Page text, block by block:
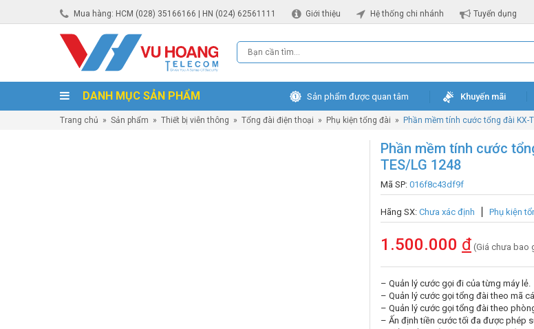
Mua hàng: HCM (028) 35166166 | HN (024) 62561111 Giới thiệu Hệ thống chi nhánh Tuyển dụng
DANH MỤC SẢN PHẨM Sản phẩm được quan tâm Khuyến mãi
Trang chủ » Sản phẩm » Thiết bị viễn thông » Tổng đài điện thoại » Phụ kiện tổng đài » Phần mềm tính cước tổng đài KX-
Phần mềm tính cước
TES/LG 1248
Mã SP: 016f8c43df9f
Hãng SX: Chưa xác định Phụ kiện
1.500.000 đ (Giá chưa bao
– Quản lý cước gọi đi của từng máy lẻ.
– Quản lý cước gọi tổng đài theo mã
– Quản lý cước gọi tổng đài theo
– Ấn định tiền cước tối đa được phép